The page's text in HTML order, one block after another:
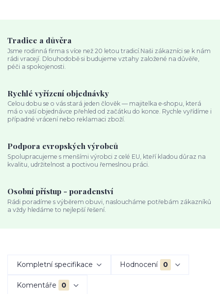
Tradice a důvěra
Jsme rodinná firma s více než 20 letou tradicí.Naši zákazníci se k nám
rádi vracejí. Dlouhodobě si budujeme vztahy založené na důvěře,
péči a spokojenosti.
Rychlé vyřízení objednávky
Celou dobu se o vás stará jeden člověk — majitelka e‑shopu, která
má o vaší objednávce přehled od začátku do konce. Rychle vyřídíme i
případné vrácení nebo reklamaci zboží.
Podpora evropských výrobců
Spolupracujeme s menšími výrobci z celé EU, kteří kladou důraz na
kvalitu, udržitelnost a poctivou řemeslnou práci.
Osobní přístup - poradenství
Rádi poradíme s výběrem obuvi, nasloucháme potřebám zákazníků
a vždy hledáme to nejlepší řešení.
Kompletní specifikace Hodnocení 0
Komentáře 0